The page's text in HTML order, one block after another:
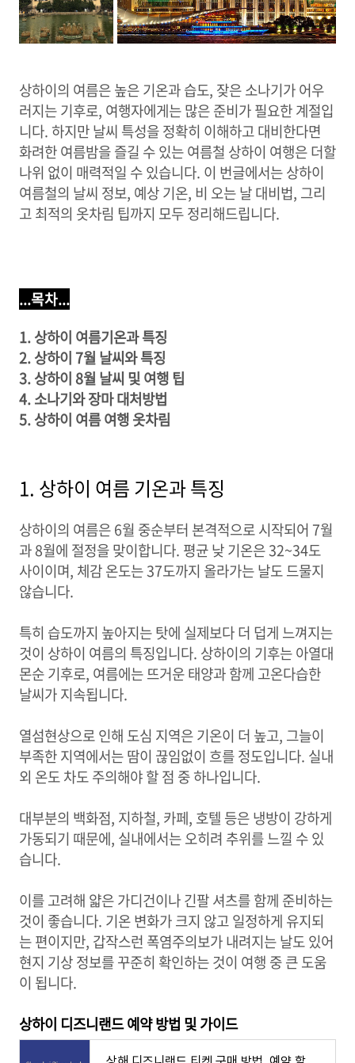
상하이의 여름은 높은 기온과 습도, 잦은 소나기가 어우
러지는 기후로, 여행자에게는 많은 준비가 필요한 계절입
니다. 하지만 날씨 특성을 정확히 이해하고 대비한다면
화려한 여름밤을 즐길 수 있는 여름철 상하이 여행은 더할
나위 없이 매력적일 수 있습니다. 이 번글에서는 상하이
여름철의 날씨 정보, 예상 기온, 비 오는 날 대비법, 그리
고 최적의 옷차림 팁까지 모두 정리해드립니다.
...목차...
1. 상하이 여름기온과 특징
2. 상하이 7월 날씨와 특징
3. 상하이 8월 날씨 및 여행 팁
4. 소나기와 장마 대처방법
5. 상하이 여름 여행 옷차림
1. 상하이 여름 기온과 특징
상하이의 여름은 6월 중순부터 본격적으로 시작되어 7월
과 8월에 절정을 맞이합니다. 평균 낮 기온은 32~34도
사이이며, 체감 온도는 37도까지 올라가는 날도 드물지
않습니다.
특히 습도까지 높아지는 탓에 실제보다 더 덥게 느껴지는
것이 상하이 여름의 특징입니다. 상하이의 기후는 아열대
몬순 기후로, 여름에는 뜨거운 태양과 함께 고온다습한
날씨가 지속됩니다.
열섬현상으로 인해 도심 지역은 기온이 더 높고, 그늘이
부족한 지역에서는 땀이 끊임없이 흐를 정도입니다. 실내
외 온도 차도 주의해야 할 점 중 하나입니다.
대부분의 백화점, 지하철, 카페, 호텔 등은 냉방이 강하게
가동되기 때문에, 실내에서는 오히려 추위를 느낄 수 있
습니다.
이를 고려해 얇은 가디건이나 긴팔 셔츠를 함께 준비하는
것이 좋습니다. 기온 변화가 크지 않고 일정하게 유지되
는 편이지만, 갑작스런 폭염주의보가 내려지는 날도 있어
현지 기상 정보를 꾸준히 확인하는 것이 여행 중 큰 도움
이 됩니다.
상하이 디즈니랜드 예약 방법 및 가이드